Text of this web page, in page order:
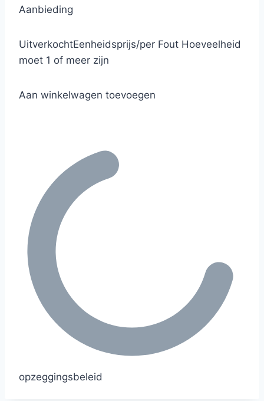
Aanbieding
UitverkochtEenheidsprijs/per Fout Hoeveelheid
moet 1 of meer zijn
Aan winkelwagen toevoegen
opzeggingsbeleid